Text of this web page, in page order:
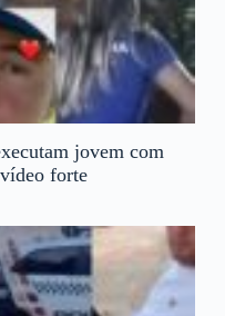
jovem com
forte